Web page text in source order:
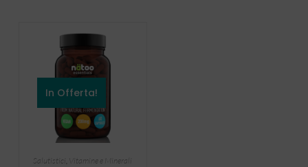
In Offerta!
Salutistici, Vitamine e Minerali